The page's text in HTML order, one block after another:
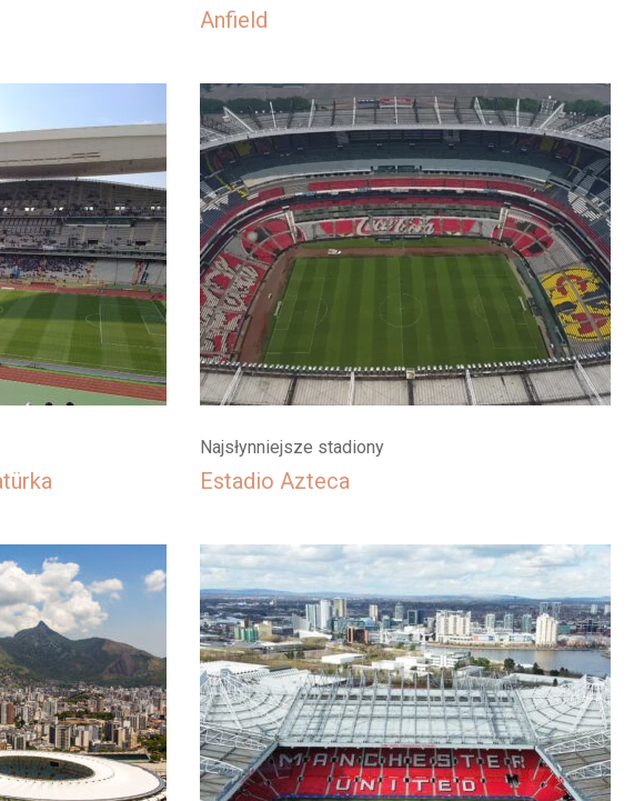
Anfield
Najsłynniejsze stadiony
Estadio Azteca